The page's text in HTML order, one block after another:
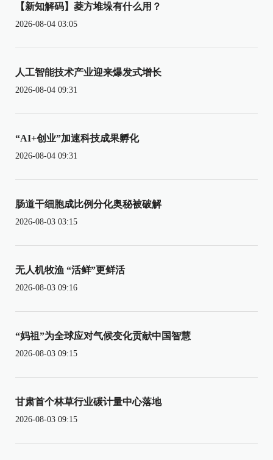
【新知解码】菱方堆垛有什么用？
2026-08-04 03:05
人工智能技术产业迎来爆发式增长
2026-08-04 09:31
“AI+创业”加速科技成果孵化
2026-08-04 09:31
肠道干细胞成比例分化奥秘被破解
2026-08-03 03:15
无人机牧渔 “活鲜”更鲜活
2026-08-03 09:16
“妈祖”为全球应对气候变化贡献中国智慧
2026-08-03 09:15
甘肃首个林草行业碳计量中心落地
2026-08-03 09:15